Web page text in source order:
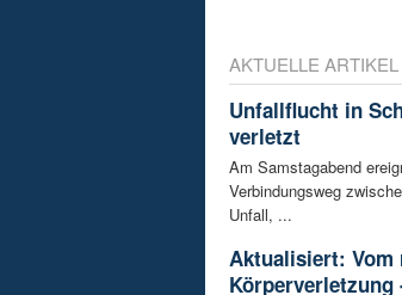
AKTUELLE
Unfallflucht in
verletzt
Am Samstagabend
Verbindungsweg
Unfall, ...
Aktualisiert: Vom
Körperverletzung